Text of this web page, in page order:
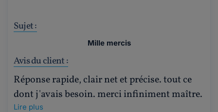
Sujet :
Mille mercis
Avis du client :
Réponse rapide, clair net et précise. tout ce
dont j'avais besoin. merci infiniment maître.
Lire plus